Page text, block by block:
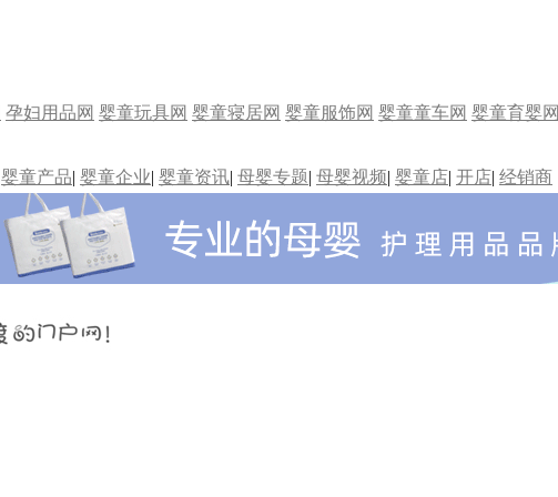
孕妇用品网 婴童玩具网 婴童寝居网 婴童服饰网 婴童童车网 婴童育婴网
婴童产品| 婴童企业| 婴童资讯| 母婴专题| 母婴视频| 婴童店| 开店| 经销商